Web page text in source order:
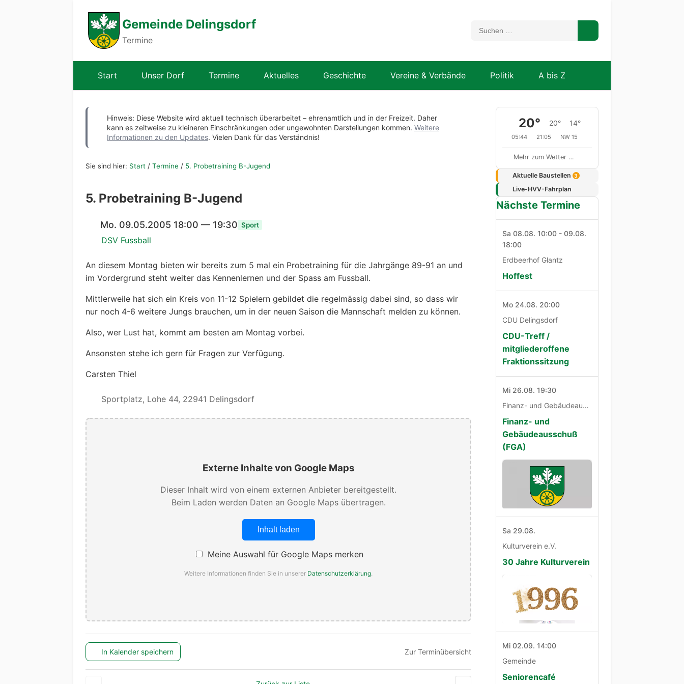
Gemeinde Delingsdorf
Termine
Start Unser Dorf Termine Aktuelles Geschichte Vereine & Verbände Politik A bis Z
Hinweis: Diese Website wird aktuell technisch überarbeitet – ehrenamtlich und in der Freizeit. Daher
kann es zeitweise zu kleineren Einschränkungen oder ungewohnten Darstellungen kommen. Weitere
Informationen zu den Updates. Vielen Dank für das Verständnis!
Sie sind hier: Start / Termine / 5. Probetraining B-Jugend
5. Probetraining B-Jugend
Mo. 09.05.2005 18:00 — 19:30 Sport
DSV Fussball
An diesem Montag bieten wir bereits zum 5 mal ein Probetraining für die Jahrgänge 89-91 an und
im Vordergrund steht weiter das Kennenlernen und der Spass am Fussball.
Mittlerweile hat sich ein Kreis von 11-12 Spielern gebildet die regelmässig dabei sind, so dass wir
nur noch 4-6 weitere Jungs brauchen, um in der neuen Saison die Mannschaft melden zu können.
Also, wer Lust hat, kommt am besten am Montag vorbei.
Ansonsten stehe ich gern für Fragen zur Verfügung.
Carsten Thiel
Sportplatz, Lohe 44, 22941 Delingsdorf
Externe Inhalte von Google Maps
Dieser Inhalt wird von einem externen Anbieter bereitgestellt.
Beim Laden werden Daten an Google Maps übertragen.
Inhalt laden
Meine Auswahl für Google Maps merken
Weitere Informationen finden Sie in unserer Datenschutzerklärung.
In Kalender speichern Zur Terminübersicht
20° 20° 14°
05:44 21:05 NW 15
Mehr zum Wetter …
Aktuelle Baustellen 3
Live-HVV-Fahrplan
Nächste Termine
Sa 08.08. 10:00 - 09.08.
18:00
Erdbeerhof Glantz
Hoffest
Mo 24.08. 20:00
CDU Delingsdorf
CDU-Treff /
mitgliederoffene
Fraktionssitzung
Mi 26.08. 19:30
Finanz- und Gebäudeausschuß
Finanz- und
Gebäudeausschuß
(FGA)
Sa 29.08.
Kulturverein e.V.
30 Jahre Kulturverein
Mi 02.09. 14:00
Gemeinde
Seniorencafé